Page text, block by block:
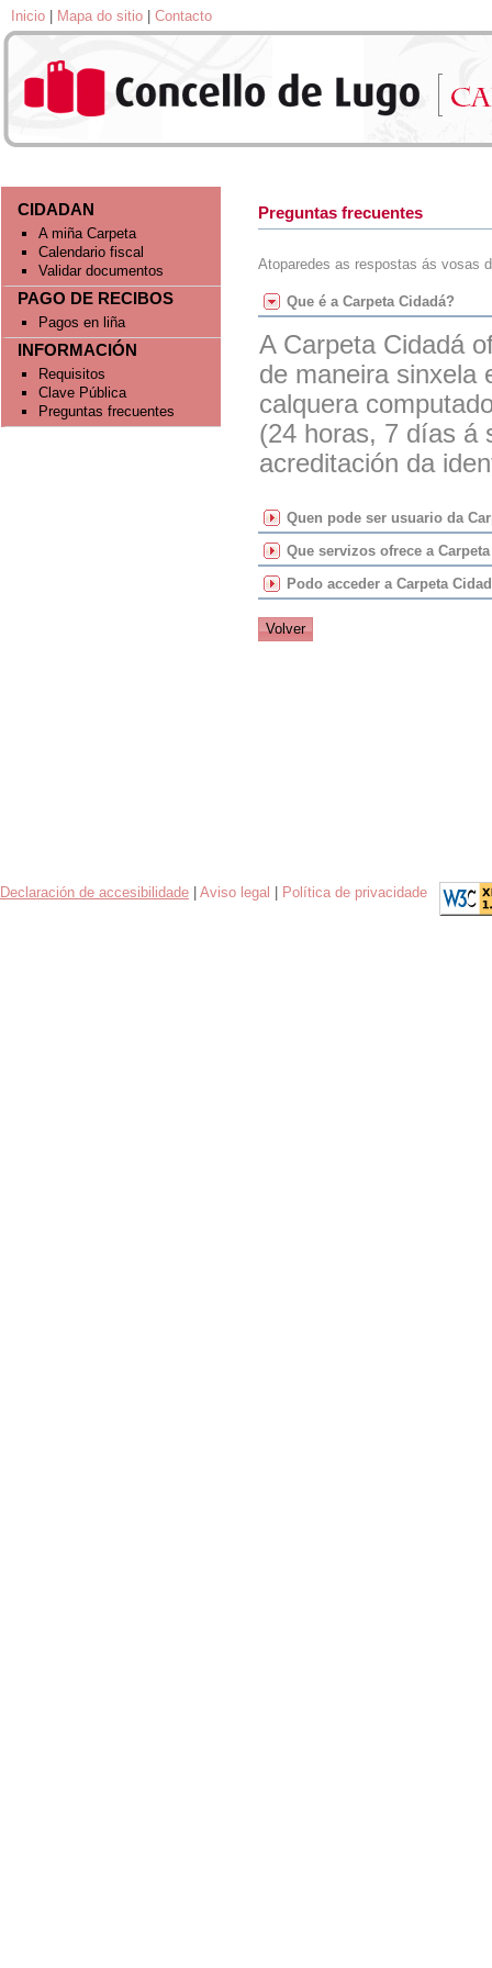
Inicio Mapa do sitio Contacto
CIDADAN
A miña Carpeta
Calendario fiscal
Validar documentos
PAGO DE RECIBOS
Pagos en liña
INFORMACIÓN
Requisitos
Clave Pública
Preguntas frecuentes
Preguntas frecuentes
Atoparedes as respostas ás vosas
Que é a Carpeta Cidadá?
A Carpeta Cidadá
de maneira sinxela
calquera
(24 horas, 7 días á
acreditación da
Quen pode ser usuario da
Os servizos que
Que servizos ofrece a
A Carpeta Cidadá
acreditación fiable
non a requiren.
Administracións
devolven,
hora da entrada da
a odficina do
Podo acceder a Carpeta
O acceso ao
certificado dixital
Declaración de accesibilidade Aviso legal Política de privacidade